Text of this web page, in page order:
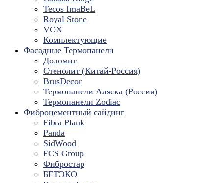
Tecos ImaBeL
Royal Stone
VOX
Комплектующие
Фасадные Термопанели
Доломит
Стенолит (Китай-Россия)
BrusDecor
Термопанели Аляска (Россия)
Термопанели Zodiac
Фиброцементный сайдинг
Fibra Plank
Panda
SidWood
FCS Group
Фибростар
БЕТЭКО